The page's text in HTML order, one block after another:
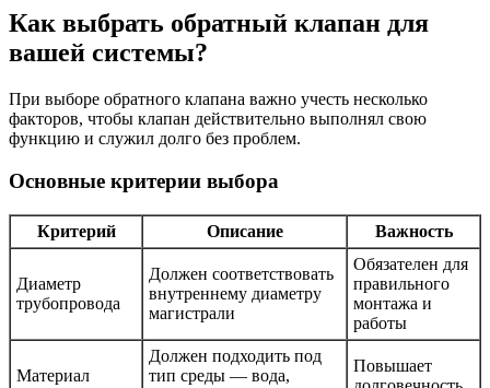
Как выбрать обратный клапан для
вашей системы?
При выборе обратного клапана важно учесть несколько
факторов, чтобы клапан действительно выполнял свою
функцию и служил долго без проблем.
Основные критерии выбора
Критерий Описание Важность
Диаметр
трубопровода
Должен соответствовать
внутреннему диаметру
магистрали
Обязателен для
правильного
монтажа и
работы
Материал
Должен подходить под
тип среды — вода,
Повышает